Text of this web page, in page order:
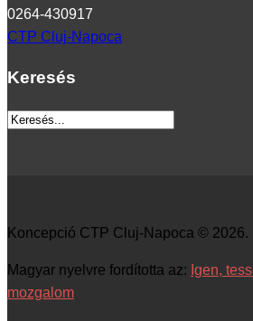
0264-430917
CTP Cluj-Napoca
Keresés
Koncepció CTP Cluj-Napoca © 2026.
Magyar nyelvre fordította az: Igen,
mozgalom